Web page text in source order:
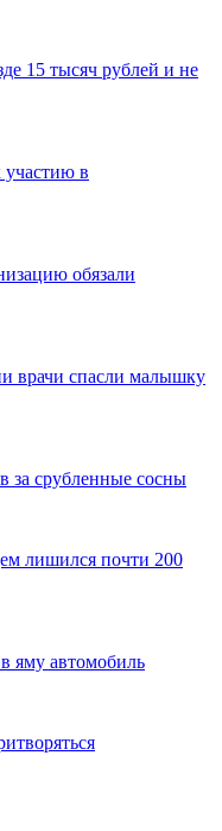
15 тысяч рублей и не
в
обязали
врачи спасли малышку
за срубленные сосны
лишился почти 200
яму автомобиль